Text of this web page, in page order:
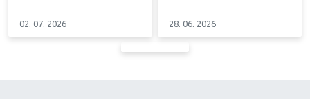
02. 07. 2026 28. 06. 2026